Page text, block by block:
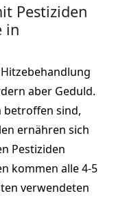
Pestiziden
in
aber Geduld.
betroffen sind,
ernähren sich
Pestiziden
kommen alle 4-5
verwendeten